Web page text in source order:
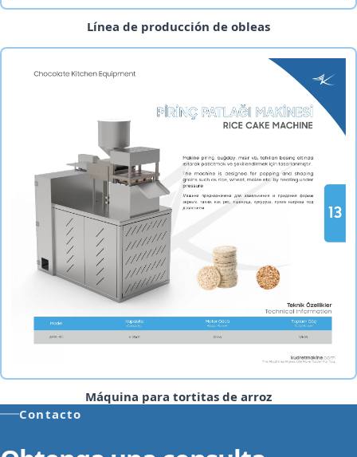
Línea de producción de obleas
Máquina para tortitas de arroz
Contacto